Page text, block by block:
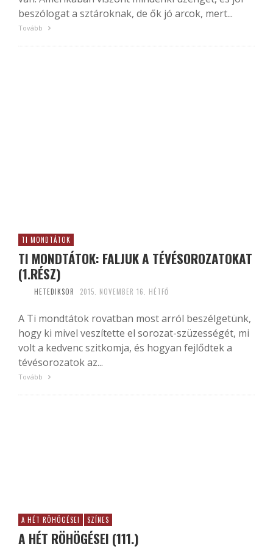
beszólogat a sztároknak, de ők jó arcok, mert...
Tovább
TI MONDTÁTOK
TI MONDTÁTOK: FALJUK A TÉVÉSOROZATOKAT
(1.RÉSZ)
HETEDIKSOR 2015. NOVEMBER 16. HÉTFŐ
A Ti mondtátok rovatban most arról beszélgetünk,
hogy ki mivel veszítette el sorozat-szüzességét, mi
volt a kedvenc szitkomja, és hogyan fejlődtek a
tévésorozatok az...
Tovább
A HÉT RÖHÖGÉSEI SZÍNES
A HÉT RÖHÖGÉSEI (111.)